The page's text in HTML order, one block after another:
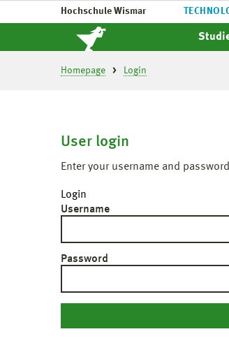
Hochschule Wismar
Homepage Login
User login
Enter your username and
Login
Username
Password